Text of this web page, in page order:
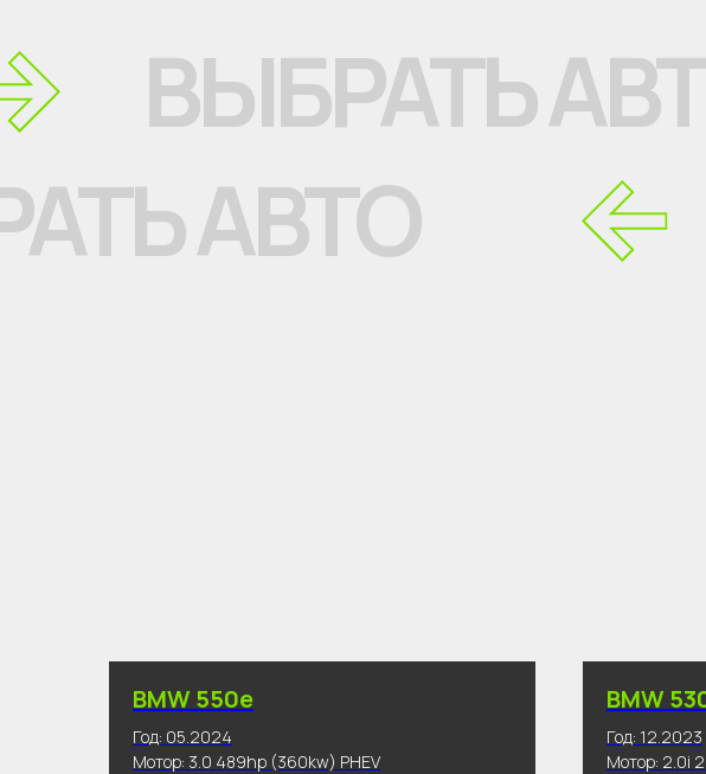
ВЫБРАТЬ
АВТО
BMW 550e
Год: 05.2024
Мотор: 3.0 489hp (360kw) PHEV
BMW
Год: 12.2023
Мотор: 2.0i